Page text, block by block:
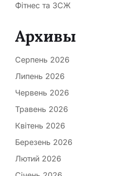
Фітнес та ЗСЖ
Архивы
Серпень 2026
Липень 2026
Червень 2026
Травень 2026
Квітень 2026
Березень 2026
Лютий 2026